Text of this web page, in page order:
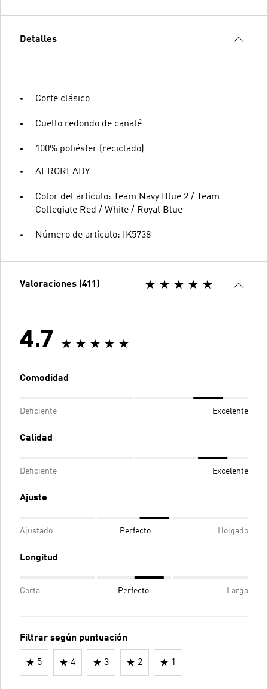
Detalles
Corte clásico
Cuello redondo de canalé
100% poliéster (reciclado)
AEROREADY
Color del artículo: Team Navy Blue 2 / Team
Collegiate Red / White / Royal Blue
Número de artículo: IK5738
Valoraciones (411)
4.7
Comodidad
Deficiente Excelente
Calidad
Deficiente Excelente
Ajuste
Ajustado Perfecto Holgado
Longitud
Corta Perfecto Larga
Filtrar según puntuación
5 4 3 2 1